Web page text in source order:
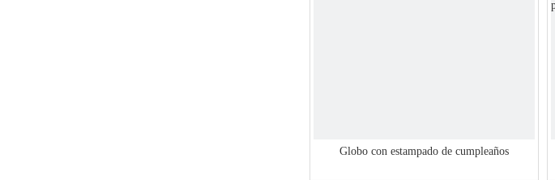
Globo con estampado de cumpleaños